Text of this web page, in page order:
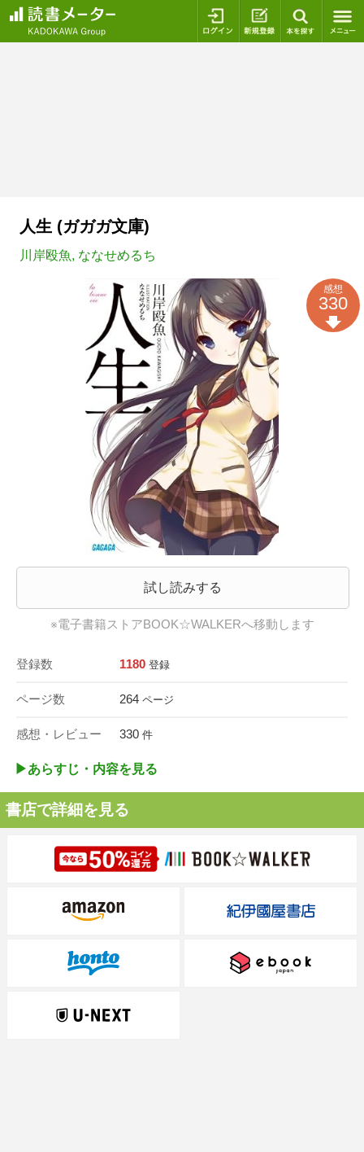
ログイン 新規登録
人生 (ガガガ文庫)
川岸殴魚, ななせめるち
試し読みする
※電子書籍ストアBOOK☆WALKERへ移動します
登録数 1180 登録
ページ数 264 ページ
感想・レビュー 330 件
感想
330
▶︎あらすじ・内容を見る
書店で詳細を見る